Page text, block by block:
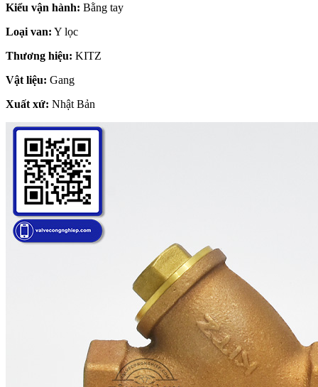
Kiểu vận hành: Bằng tay
Loại van: Y lọc
Thương hiệu: KITZ
Vật liệu: Gang
Xuất xứ: Nhật Bản